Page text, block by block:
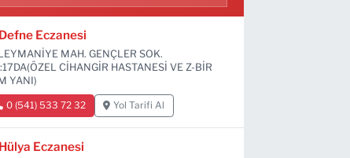
Defne Eczanesi
MAH. GENÇLER SOK.
CİHANGİR HASTANESİ VE Z-BİR
YANI)
0 (541) 533 72 32 Yol Tarifi Al
Hülya Eczanesi